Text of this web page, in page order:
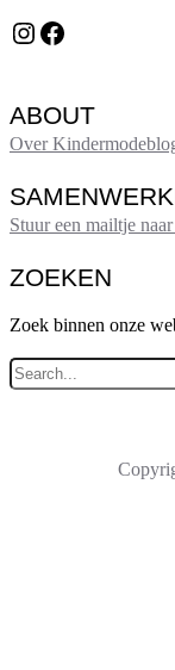
Instagram Facebook
ABOUT
Over
Stuur een mailtje
ZOEKEN
Zoek binnen onze